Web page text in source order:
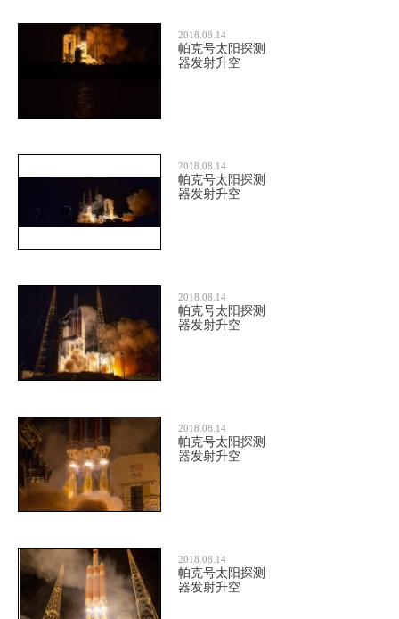
2018.08.14
帕克号太阳探测
器发射升空
2018.08.14
帕克号太阳探测
器发射升空
2018.08.14
帕克号太阳探测
器发射升空
2018.08.14
帕克号太阳探测
器发射升空
2018.08.14
帕克号太阳探测
器发射升空